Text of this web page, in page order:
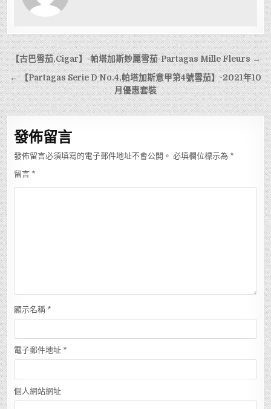
文
章
導
覽
【古巴雪茄,Cigar】-帕塔加斯妙麗雪茄-Partagas Mille Fleurs →
← 【Partagas Serie D No.4,帕塔加斯意甲第4號雪茄】-2021年10
月優惠套裝
發佈留言
發佈留言必須填寫的電子郵件地址不會公開。 必填欄位標示為 *
留言 *
顯示名稱 *
電子郵件地址 *
個人網站網址